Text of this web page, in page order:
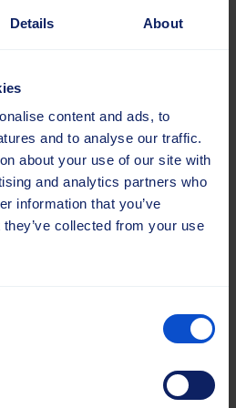
Details About
content and ads, to
and to analyse our traffic.
about your use of our site with
and analytics partners who
information that you’ve
collected from your use
så länge som det är nödvändigt
anges ovan eller enligt lag.
säkerställer att föråldrade eller
på ett säkert sätt.
på sin webbplats för att
små textfiler som lagras på din
som:
om webbplatsanvändning